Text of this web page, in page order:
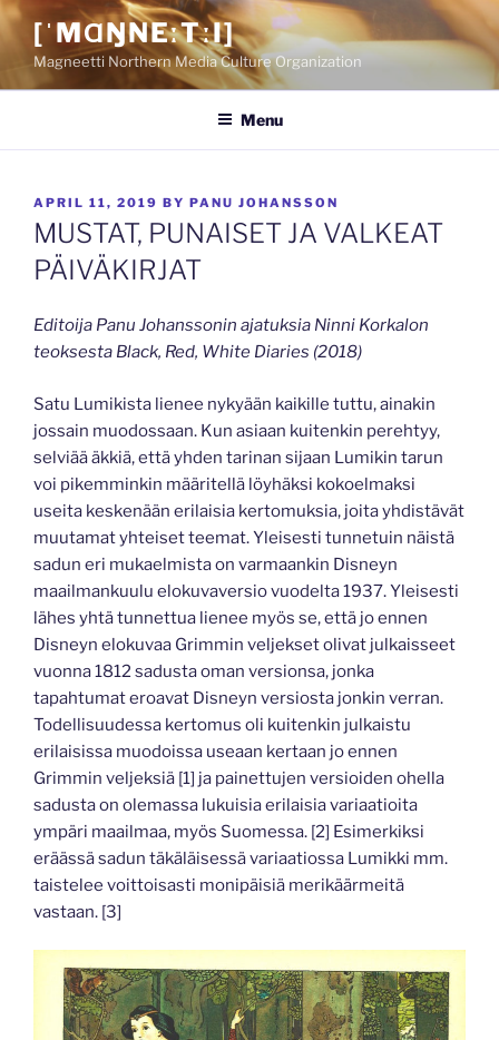
Skip
to
content
[ˈMⱭŊNEːTːI]
Magneetti Northern Media Culture Organization
Menu
POSTED
ON
APRIL 11, 2019 BY PANU JOHANSSON
MUSTAT, PUNAISET JA VALKEAT
PÄIVÄKIRJAT
Editoija Panu Johanssonin ajatuksia Ninni Korkalon
teoksesta Black, Red, White Diaries (2018)
Satu Lumikista lienee nykyään kaikille tuttu, ainakin
jossain muodossaan. Kun asiaan kuitenkin perehtyy,
selviää äkkiä, että yhden tarinan sijaan Lumikin tarun
voi pikemminkin määritellä löyhäksi kokoelmaksi
useita keskenään erilaisia kertomuksia, joita yhdistävät
muutamat yhteiset teemat. Yleisesti tunnetuin näistä
sadun eri mukaelmista on varmaankin Disneyn
maailmankuulu elokuvaversio vuodelta 1937. Yleisesti
lähes yhtä tunnettua lienee myös se, että jo ennen
Disneyn elokuvaa Grimmin veljekset olivat julkaisseet
vuonna 1812 sadusta oman versionsa, jonka
tapahtumat eroavat Disneyn versiosta jonkin verran.
Todellisuudessa kertomus oli kuitenkin julkaistu
erilaisissa muodoissa useaan kertaan jo ennen
Grimmin veljeksiä [1] ja painettujen versioiden ohella
sadusta on olemassa lukuisia erilaisia variaatioita
ympäri maailmaa, myös Suomessa. [2] Esimerkiksi
eräässä sadun täkäläisessä variaatiossa Lumikki mm.
taistelee voittoisasti monipäisiä merikäärmeitä
vastaan. [3]